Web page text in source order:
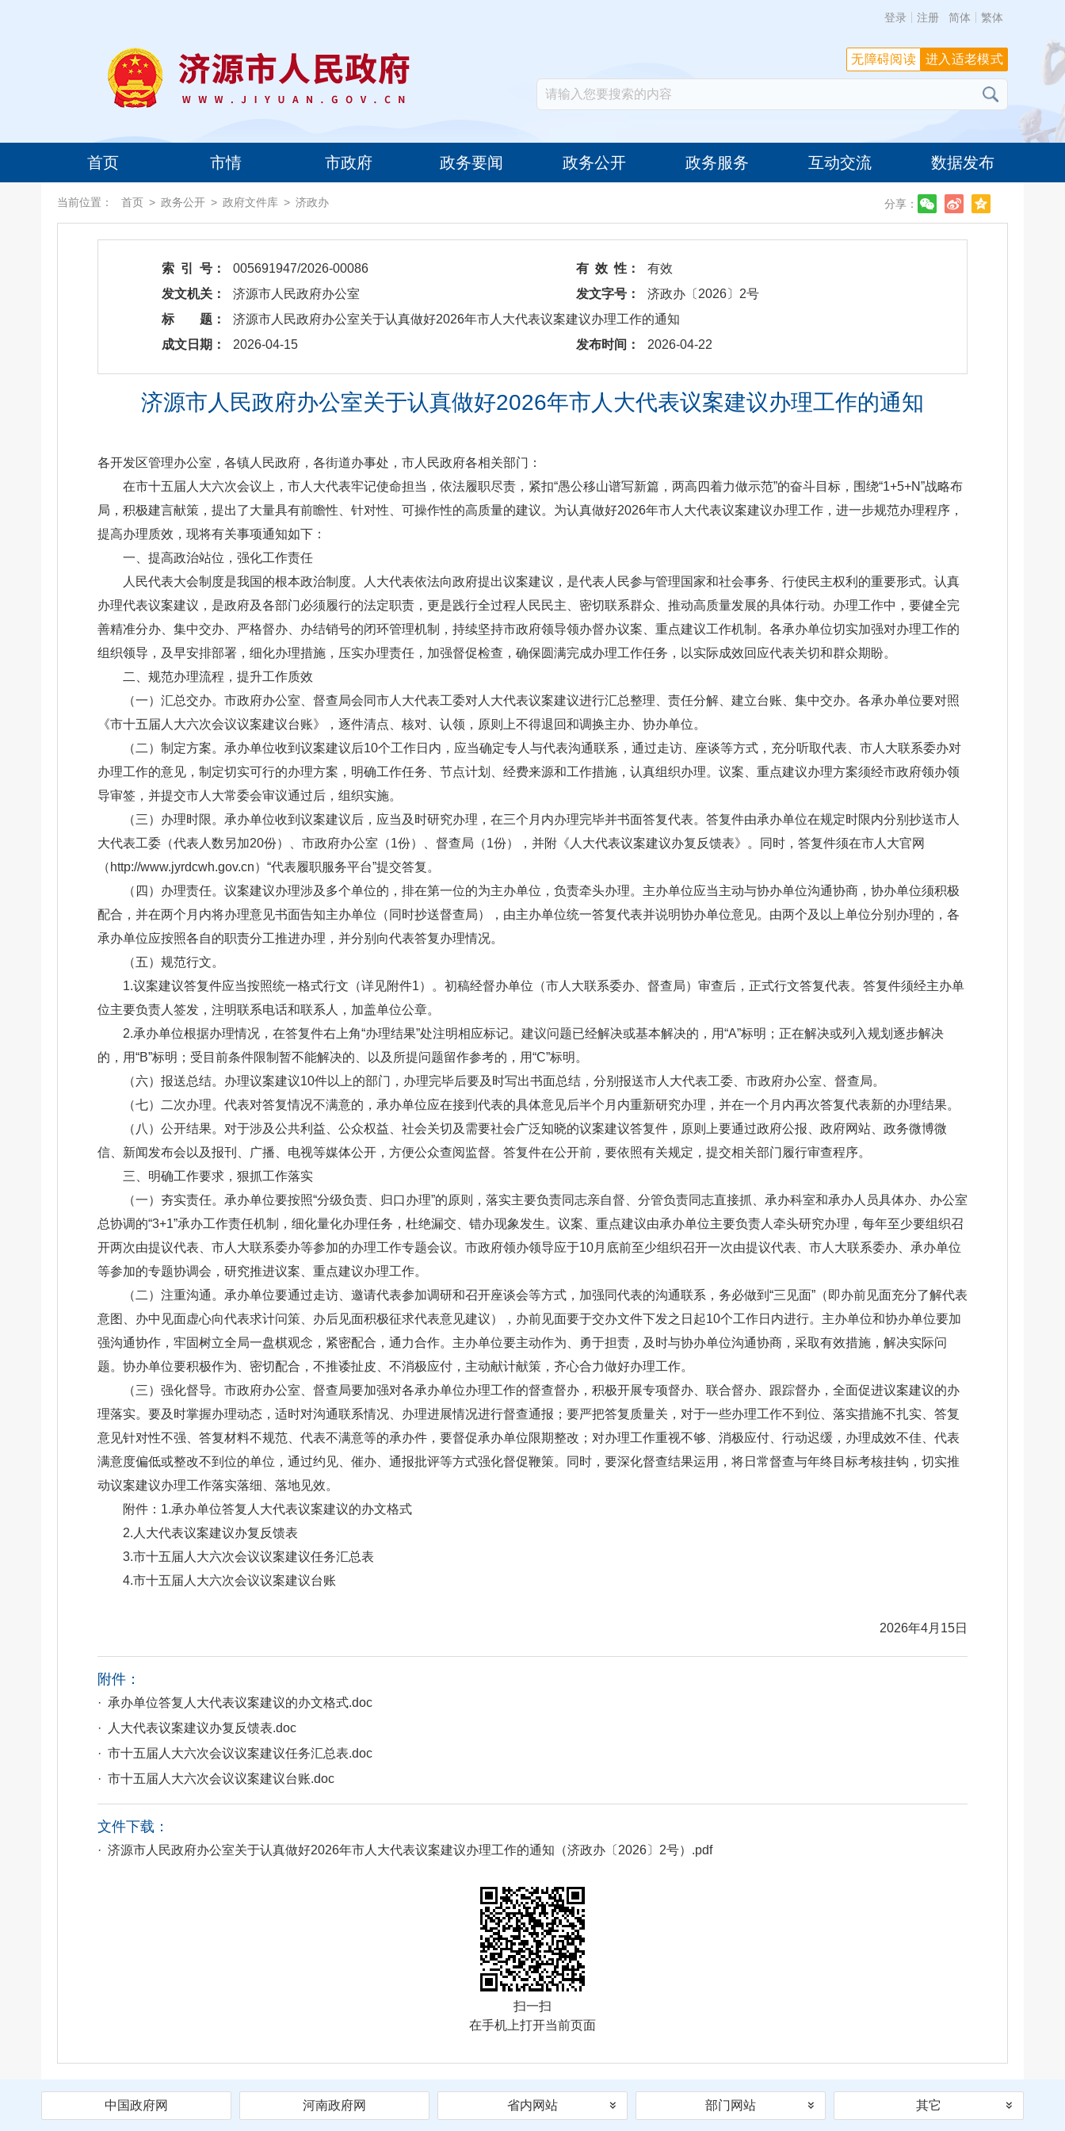
登录 注册 简体 繁体
首页 市情 市政府 政务要闻 政务公开 政务服务 互动交流 数据发布
进入适老模式
无障碍阅读
当前位置： 首页 > 政务公开 > 政府文件库 > 济政办 分享：
索 引 号： 005691947/2026-00086 有 效 性：
有效
发文机关：
济源市人民政府办公室 发文字号：
济政办〔2026〕2号
标 题：
​济源市人民政府办公室关于认真做好2026年市人大代表议案建议办理工作的通知
成文日期：
2026-04-15 发布时间： 2026-04-22
济源市人民政府办公室关于认真做好2026年市人大代表议案建议办理工作的通知
各开发区管理办公室，各镇人民政府，各街道办事处，市人民政府各相关部门：
在市十五届人大六次会议上，市人大代表牢记使命担当，依法履职尽责，紧扣“愚公移山谱写新篇，两高四着力做示范”的奋斗目标，围绕“1+5+N”战略布
局，积极建言献策，提出了大量具有前瞻性、针对性、可操作性的高质量的建议。为认真做好2026年市人大代表议案建议办理工作，进一步规范办理程序，
提高办理质效，现将有关事项通知如下：
一、提高政治站位，强化工作责任
人民代表大会制度是我国的根本政治制度。人大代表依法向政府提出议案建议，是代表人民参与管理国家和社会事务、行使民主权利的重要形式。认真
办理代表议案建议，是政府及各部门必须履行的法定职责，更是践行全过程人民民主、密切联系群众、推动高质量发展的具体行动。办理工作中，要健全完
善精准分办、集中交办、严格督办、办结销号的闭环管理机制，持续坚持市政府领导领办督办议案、重点建议工作机制。各承办单位切实加强对办理工作的
组织领导，及早安排部署，细化办理措施，压实办理责任，加强督促检查，确保圆满完成办理工作任务，以实际成效回应代表关切和群众期盼。
二、规范办理流程，提升工作质效
（一）汇总交办。市政府办公室、督查局会同市人大代表工委对人大代表议案建议进行汇总整理、责任分解、建立台账、集中交办。各承办单位要对照
《市十五届人大六次会议议案建议台账》，逐件清点、核对、认领，原则上不得退回和调换主办、协办单位。
（二）制定方案。承办单位收到议案建议后10个工作日内，应当确定专人与代表沟通联系，通过走访、座谈等方式，充分听取代表、市人大联系委办对
办理工作的意见，制定切实可行的办理方案，明确工作任务、节点计划、经费来源和工作措施，认真组织办理。议案、重点建议办理方案须经市政府领办领
导审签，并提交市人大常委会审议通过后，组织实施。
（三）办理时限。承办单位收到议案建议后，应当及时研究办理，在三个月内办理完毕并书面答复代表。答复件由承办单位在规定时限内分别抄送市人
大代表工委（代表人数另加20份）、市政府办公室（1份）、督查局（1份），并附《人大代表议案建议办复反馈表》。同时，答复件须在市人大官网
（http://www.jyrdcwh.gov.cn）“代表履职服务平台”提交答复。
（四）办理责任。议案建议办理涉及多个单位的，排在第一位的为主办单位，负责牵头办理。主办单位应当主动与协办单位沟通协商，协办单位须积极
配合，并在两个月内将办理意见书面告知主办单位（同时抄送督查局），由主办单位统一答复代表并说明协办单位意见。由两个及以上单位分别办理的，各
承办单位应按照各自的职责分工推进办理，并分别向代表答复办理情况。
（五）规范行文。
1.议案建议答复件应当按照统一格式行文（详见附件1）。初稿经督办单位（市人大联系委办、督查局）审查后，正式行文答复代表。答复件须经主办单
位主要负责人签发，注明联系电话和联系人，加盖单位公章。
2.承办单位根据办理情况，在答复件右上角“办理结果”处注明相应标记。建议问题已经解决或基本解决的，用“A”标明；正在解决或列入规划逐步解决
的，用“B”标明；受目前条件限制暂不能解决的、以及所提问题留作参考的，用“C”标明。
（六）报送总结。办理议案建议10件以上的部门，办理完毕后要及时写出书面总结，分别报送市人大代表工委、市政府办公室、督查局。
（七）二次办理。代表对答复情况不满意的，承办单位应在接到代表的具体意见后半个月内重新研究办理，并在一个月内再次答复代表新的办理结果。
（八）公开结果。对于涉及公共利益、公众权益、社会关切及需要社会广泛知晓的议案建议答复件，原则上要通过政府公报、政府网站、政务微博微
信、新闻发布会以及报刊、广播、电视等媒体公开，方便公众查阅监督。答复件在公开前，要依照有关规定，提交相关部门履行审查程序。
三、明确工作要求，狠抓工作落实
（一）夯实责任。承办单位要按照“分级负责、归口办理”的原则，落实主要负责同志亲自督、分管负责同志直接抓、承办科室和承办人员具体办、办公室
总协调的“3+1”承办工作责任机制，细化量化办理任务，杜绝漏交、错办现象发生。议案、重点建议由承办单位主要负责人牵头研究办理，每年至少要组织召
开两次由提议代表、市人大联系委办等参加的办理工作专题会议。市政府领办领导应于10月底前至少组织召开一次由提议代表、市人大联系委办、承办单位
等参加的专题协调会，研究推进议案、重点建议办理工作。
（二）注重沟通。承办单位要通过走访、邀请代表参加调研和召开座谈会等方式，加强同代表的沟通联系，务必做到“三见面”（即办前见面充分了解代表
意图、办中见面虚心向代表求计问策、办后见面积极征求代表意见建议），办前见面要于交办文件下发之日起10个工作日内进行。主办单位和协办单位要加
强沟通协作，牢固树立全局一盘棋观念，紧密配合，通力合作。主办单位要主动作为、勇于担责，及时与协办单位沟通协商，采取有效措施，解决实际问
题。协办单位要积极作为、密切配合，不推诿扯皮、不消极应付，主动献计献策，齐心合力做好办理工作。
（三）强化督导。市政府办公室、督查局要加强对各承办单位办理工作的督查督办，积极开展专项督办、联合督办、跟踪督办，全面促进议案建议的办
理落实。要及时掌握办理动态，适时对沟通联系情况、办理进展情况进行督查通报；要严把答复质量关，对于一些办理工作不到位、落实措施不扎实、答复
意见针对性不强、答复材料不规范、代表不满意等的承办件，要督促承办单位限期整改；对办理工作重视不够、消极应付、行动迟缓，办理成效不佳、代表
满意度偏低或整改不到位的单位，通过约见、催办、通报批评等方式强化督促鞭策。同时，要深化督查结果运用，将日常督查与年终目标考核挂钩，切实推
动议案建议办理工作落实落细、落地见效。
附件：1.承办单位答复人大代表议案建议的办文格式
2.人大代表议案建议办复反馈表
3.市十五届人大六次会议议案建议任务汇总表
4.市十五届人大六次会议议案建议台账
2026年4月15日
附件：
· 承办单位答复人大代表议案建议的办文格式.doc
· 人大代表议案建议办复反馈表.doc
· 市十五届人大六次会议议案建议任务汇总表.doc
· 市十五届人大六次会议议案建议台账.doc
文件下载：
· 济源市人民政府办公室关于认真做好2026年市人大代表议案建议办理工作的通知（济政办〔2026〕2号）.pdf
扫一扫
在手机上打开当前页面
中国政府网 河南政府网 省内网站 部门网站 其它